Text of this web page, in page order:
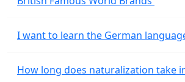
I want to learn the German
How long does naturalization take